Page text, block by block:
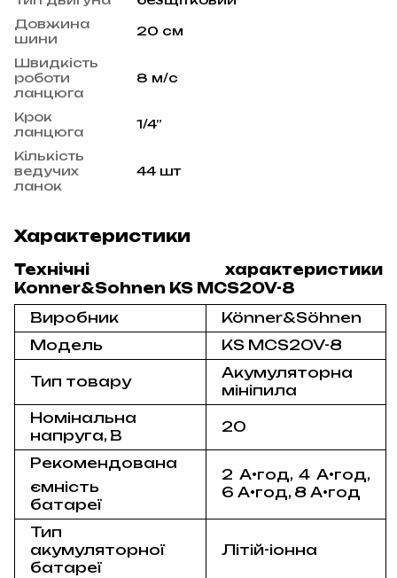
Довжина
шини
20 см
Швидкість
роботи
ланцюга
8 м/с
Крок
ланцюга
1/4”
Кількість
ведучих
ланок
44 шт
Характеристики
Технічні характеристики
Konner&Sohnen KS MCS20V-8
Виробник
Könner&Söhnen
Модель
KS MCS20V-8
Тип товару
Акумуляторна
мініпила
Номінальна
напруга, В
20
Рекомендована
ємність
батареї
2 А•год, 4 А•год,
6 А•год, 8 А•год
Тип
акумуляторної
батареї
Літій-іонна